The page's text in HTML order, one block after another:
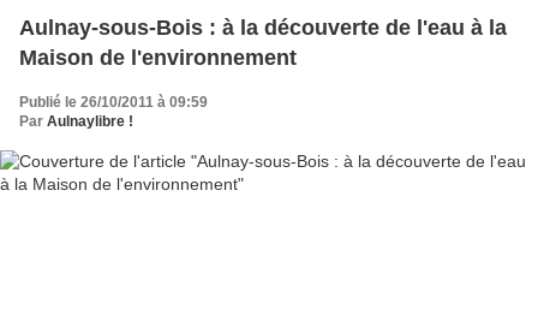
Aulnay-sous-Bois : à la découverte de l'eau à la
Maison de l'environnement
Publié le 26/10/2011 à 09:59
Par Aulnaylibre !